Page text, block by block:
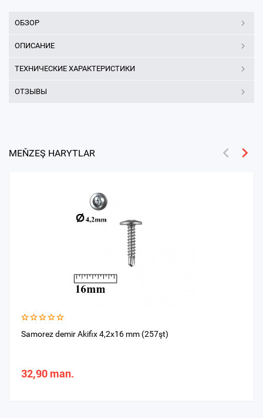
ОБЗОР
ОПИСАНИЕ
ТЕХНИЧЕСКИЕ ХАРАКТЕРИСТИКИ
ОТЗЫВЫ
MEŇZEŞ HARYTLAR
Samorez demir Akifix 4,2x16 mm (257şt)
32,90 man.